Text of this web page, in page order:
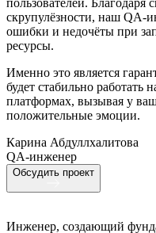
пользователей.
скрупулёзности, наш QA-
ошибки и недочёты при
ресурсы.
Именно это является
будет стабильно работать
платформах, вызывая у
положительные эмоции.
Карина Абдуллхалитова
QA-инженер
Обсудить проект
Инженер, создающий